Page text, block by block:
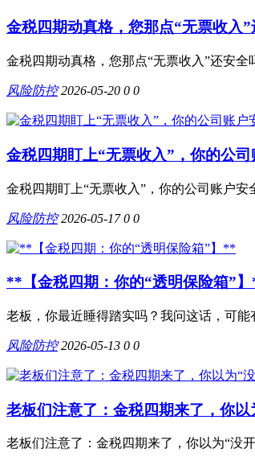
金税四期动真格，您那点“无票收入”
金税四期动真格，您那点“无票收入”还安
风险防控 2026-05-20 0 0
金税四期盯上“无票收入”，你的公司
金税四期盯上“无票收入”，你的公司账户
风险防控 2026-05-17 0 0
**【金税四期：你的“透明保险箱”
老板，你最近睡得踏实吗？我问这话，可
风险防控 2026-05-13 0 0
老板们注意了：金税四期来了，你
老板们注意了：金税四期来了，你以为“没